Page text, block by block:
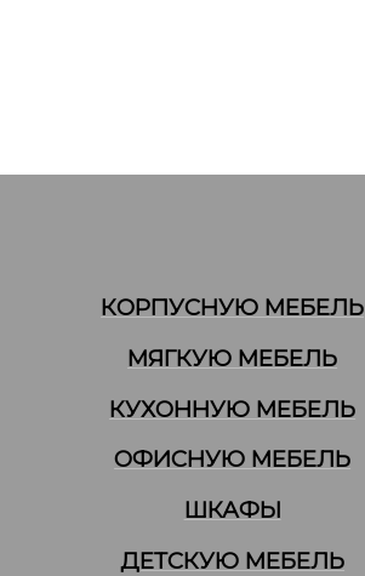
КОРПУСНУЮ МЕБЕЛЬ
МЯГКУЮ МЕБЕЛЬ
КУХОННУЮ МЕБЕЛЬ
ОФИСНУЮ МЕБЕЛЬ
ШКАФЫ
ДЕТСКУЮ МЕБЕЛЬ